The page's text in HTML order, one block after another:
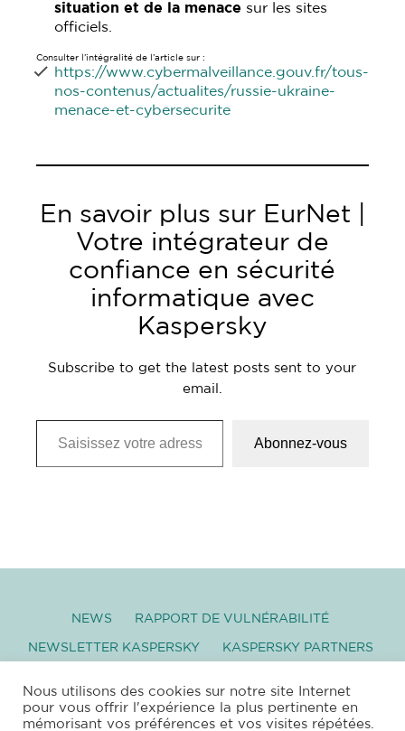
situation et de la menace sur les sites
officiels.
Consulter l’intégralité de l’article sur :
https://www.cybermalveillance.gouv.fr/tous-
nos-contenus/actualites/russie-ukraine-
menace-et-cybersecurite
En savoir plus sur EurNet |
Votre intégrateur de
confiance en sécurité
informatique avec
Kaspersky
Subscribe to get the latest posts sent to your
email.
Saisissez votre adresse e-mail…
Abonnez-vous
NEWS RAPPORT DE VULNÉRABILITÉ
NEWSLETTER KASPERSKY KASPERSKY PARTNERS
Nous utilisons des cookies sur notre site Internet
pour vous offrir l'expérience la plus pertinente en
mémorisant vos préférences et vos visites répétées.